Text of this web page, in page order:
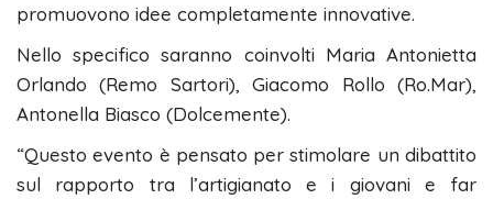
promuovono idee completamente innovative.
Nello specifico saranno coinvolti Maria Antonietta
Orlando (Remo Sartori), Giacomo Rollo (Ro.Mar),
Antonella Biasco (Dolcemente).
“Questo evento è pensato per stimolare un dibattito
sul rapporto tra l’artigianato e i giovani e far